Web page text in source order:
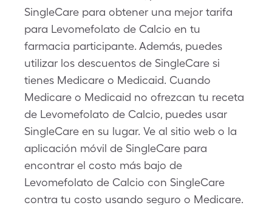
SingleCare para obtener una mejor tarifa
para Levomefolato de Calcio en tu
farmacia participante. Además, puedes
utilizar los descuentos de SingleCare si
tienes Medicare o Medicaid. Cuando
Medicare o Medicaid no ofrezcan tu receta
de Levomefolato de Calcio, puedes usar
SingleCare en su lugar. Ve al sitio web o la
aplicación móvil de SingleCare para
encontrar el costo más bajo de
Levomefolato de Calcio con SingleCare
contra tu costo usando seguro o Medicare.